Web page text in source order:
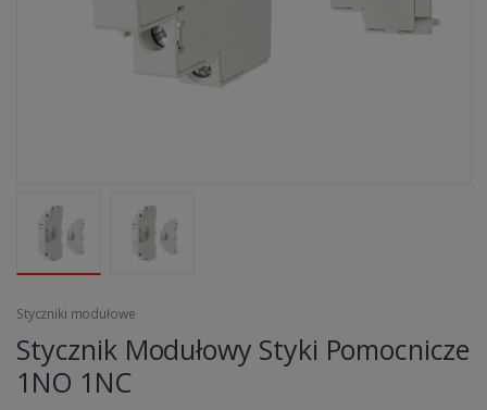
Styczniki modułowe
Stycznik Modułowy Styki Pomocnicze
1NO 1NC